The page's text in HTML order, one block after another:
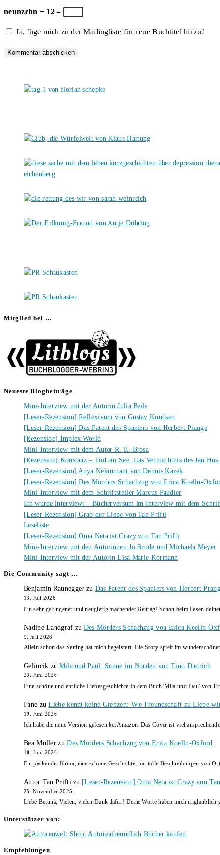
ein
Adresse
Kommentieren
(optional)
neunzehn − 12 =
Ja, füge mich zu der Mailingliste für neue Buchtitel hinzu!
Mitglied bei …
Neueste Blogbeiträge
Mini-Interview mit der Autorin Julia Beils
[Leser-Rezension] Reflexivum von Gustav Knudsen
[Leser-Rezension] Das Patent des Spaniers von Herbert Prange
[Rezension] Implex World
Mini-Interview mit dem Autor R. E. Brosa
[Rezension] Konstanz – Tod am See: Das Vermächtnis des Jan
[Leser-Rezension] Anya Nekromant von Dennis Kazek
[Leser-Rezension] Des Mörders Schachzug von Erica Koelln-
Mini-Interview mit dem Schriftsteller Marcus Paudler
Ich wurde interviewt – Bücherversum im Interview mit dem
[Leser-Rezension] Grab der Liebe von Tan Prifti
Leseliste
[Leser-Rezension] Oma Neta ist Crazy von Tan Prifti
Mini-Interview mit den Autorinnen Jo Brode und Michaela Meyer
Mini-Interview mit der Autorin Lisa Marie Kormann
Die Community sagt …
Benjamin Raunegger zu Das Patent des Spaniers von Herbert
13. Juli 2026
Ein sehr gelungener und neugierig machender Beitrag! Schon beim Lesen
Nadine Landgraf zu Des Mörders Schachzug von Erica Koelln-
9. Juli 2026
Allein schon das Setting hat mich begeistert: Die Story spielt im
Gelincik zu Mila und Paul: Sonne im Norden von Tino Dietrich
23. Juni 2026
Eine schöne und ehrliche Liebesgeschichte In dem Buch 'Mila und Paul' von
Fane zuLiebe kennt keine Grenzen: Wie Freundschaft zu Liebe
19. Juni 2026
Ich habe die neue Version gelesen bei Amazon, Das Cover ist viel
Bea Müller zuDes Mörders Schachzug von Erica Koelln-Oxford
10. Juni 2026
Ein packender Krimi, eine schöne Geschichte, mit tolle Beschreibungen von
Autor Tan Prifti zu [Leser-Rezension] Oma Neta ist Crazy von
25. November 2025
Liebe Bettina, Vielen, vielen Dank dafür! Deine Worte haben mich unglaublich
Unterstützer von:
Empfehlungen